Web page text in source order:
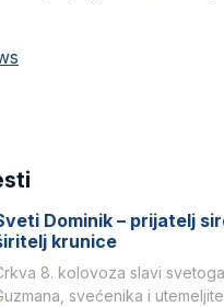
Dominik – prijatelj
krunice
8. kolovoza slavi
svećenika i